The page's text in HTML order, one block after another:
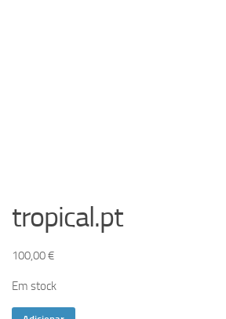
tropical.pt
100,00€
Em stock
Quantidade